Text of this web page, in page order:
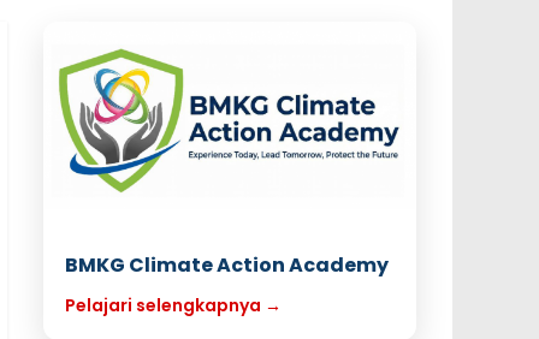
BMKG Climate Action Academy
Pelajari selengkapnya →